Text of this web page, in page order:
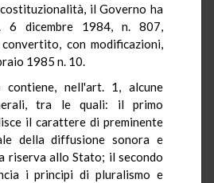
il Governo ha
6 dicembre 1984, n. 807,
convertito, con modificazioni,
1985 n. 10.
contiene, nell'art. 1, alcune
tra le quali: il primo
il carattere di preminente
della diffusione sonora e
riserva allo Stato; il secondo
i principi di pluralismo e